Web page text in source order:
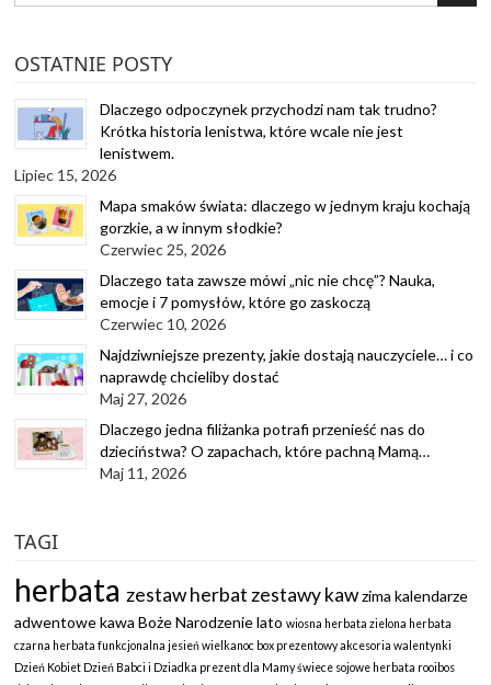
OSTATNIE POSTY
Dlaczego odpoczynek przychodzi nam tak trudno?
Krótka historia lenistwa, które wcale nie jest
lenistwem.
Lipiec 15, 2026
Mapa smaków świata: dlaczego w jednym kraju kochają
gorzkie, a w innym słodkie?
Czerwiec 25, 2026
Dlaczego tata zawsze mówi „nic nie chcę”? Nauka,
emocje i 7 pomysłów, które go zaskoczą
Czerwiec 10, 2026
Najdziwniejsze prezenty, jakie dostają nauczyciele… i co
naprawdę chcieliby dostać
Maj 27, 2026
Dlaczego jedna filiżanka potrafi przenieść nas do
dzieciństwa? O zapachach, które pachną Mamą…
Maj 11, 2026
TAGI
herbata zestaw herbat zestawy kawzimakalendarze
adwentowekawaBoże Narodzenielatowiosna herbata zielona herbata
czarna herbata funkcjonalnajesieńwielkanoc box prezentowyakcesoriawalentynki
Dzień Kobiet Dzień Babci i Dziadka prezent dla Mamyświece sojowe herbata rooibos